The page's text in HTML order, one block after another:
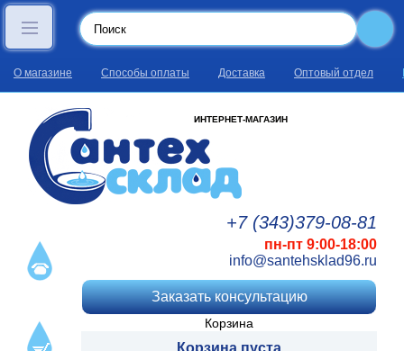
О магазине Способы оплаты Доставка Оптовый отдел
ИНТЕРНЕТ-МАГАЗИН
+7 (343)379-08-81
пн-пт 9:00-18:00
info@santehsklad96.ru
Заказать консультацию
Корзина
Корзина пуста